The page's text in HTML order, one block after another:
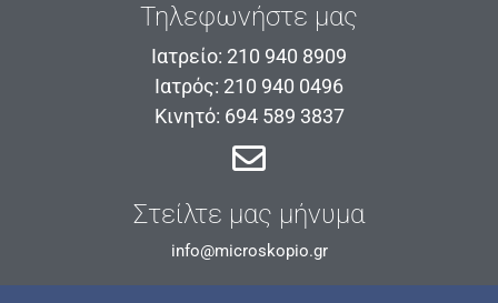
Τηλεφωνήστε μας
Ιατρείο: 210 940 8909
Ιατρός: 210 940 0496
Κινητό: 694 589 3837
Στείλτε μας μήνυμα
info@microskopio.gr